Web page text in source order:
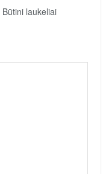
Būtini laukeliai